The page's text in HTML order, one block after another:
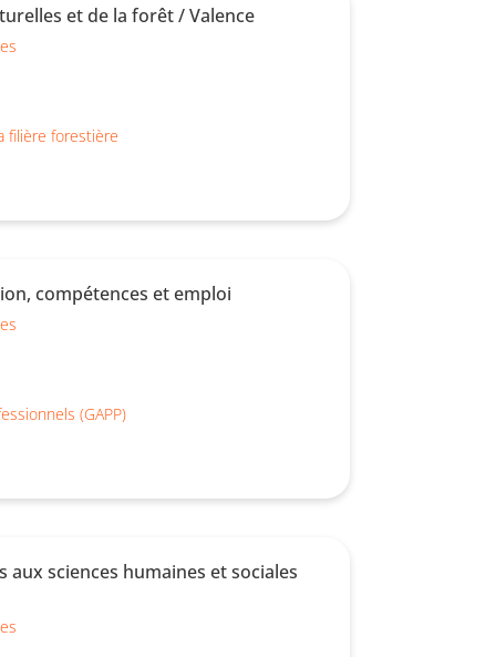
et de la forêt / Valence
filière forestière
compétences et emploi
(GAPP)
sciences humaines et sociales